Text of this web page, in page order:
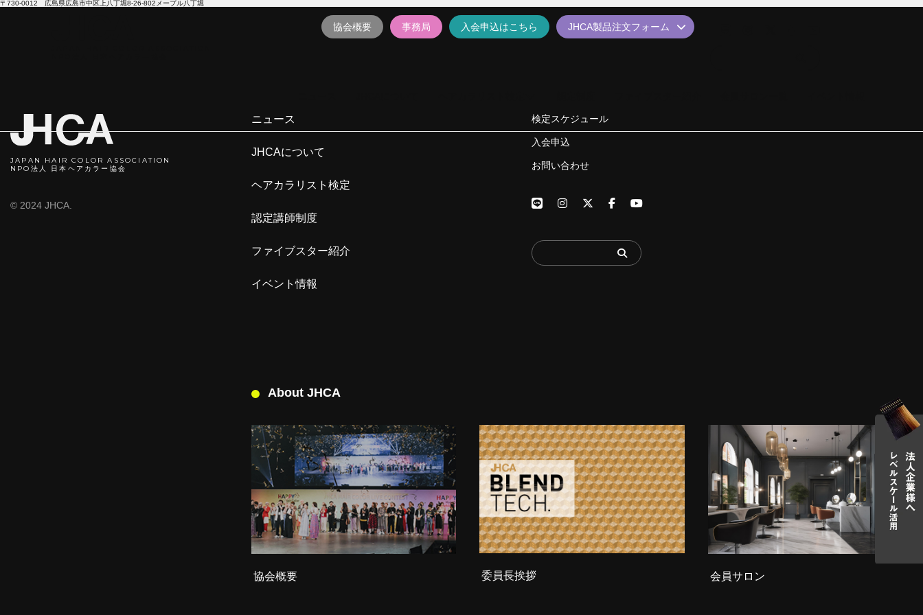
協会概要 事務局 入会申込はこちら JHCA製品注文フォーム
〒730-0012 広島県広島市中区上八丁堀8-26-802メープル八丁堀
JAPAN HAIR COLOR ASSOCIATION
NPO法人 日本ヘアカラー協会
© 2024 JHCA.
ニュース
JHCAについて
ヘアカラリスト検定
認定講師制度
ファイブスター紹介
イベント情報
検定スケジュール
入会申込
お問い合わせ
About JHCA
協会概要 委員長挨拶 会員サロン